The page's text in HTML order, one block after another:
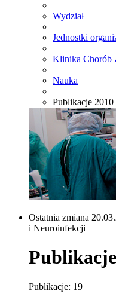
Wydział
Jednostki
Klinika Chorób
Nauka
Publikacje 2010
Ostatnia zmiana
i Neuroinfekcji
Publikacje: 19